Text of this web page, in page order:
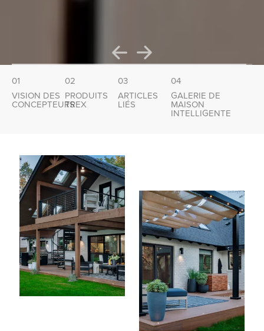
01
VISION DES
CONCEPTEURS
02
PRODUITS
TREX
03
ARTICLES
LIÉS
04
GALERIE DE
MAISON
INTELLIGENTE